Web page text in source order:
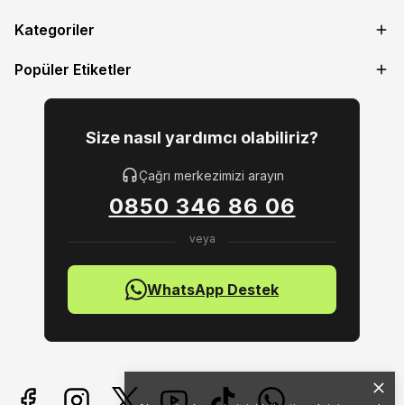
Kategoriler
Popüler Etiketler
Size nasıl yardımcı olabiliriz?
Çağrı merkezimizi arayın
0850 346 86 06
WhatsApp Destek